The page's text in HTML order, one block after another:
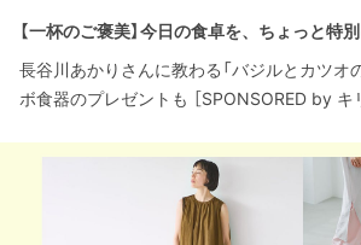
【一杯のご褒美】今日の食卓を、ちょっと特別
長谷川あかりさんに教わる「バジルとカツオ
ボ食器のプレゼントも ［SPONSORED by キ